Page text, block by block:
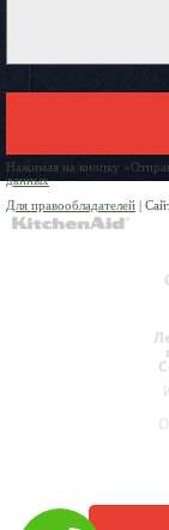
Нажимая на кнопку
данных
Для правообладателей |